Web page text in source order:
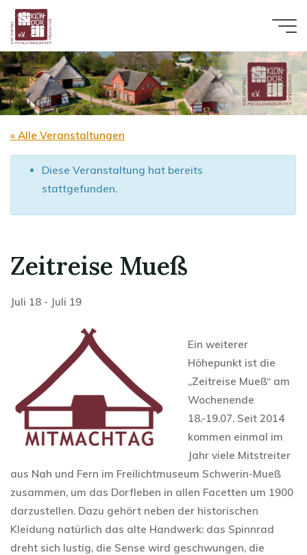
Zum
Inhalt
springen
« Alle Veranstaltungen
Diese Veranstaltung hat bereits
stattgefunden.
Zeitreise Mueß
Juli 18 - Juli 19
Ein weiterer
Höhepunkt ist die
„Zeitreise Mueß“ am
Wochenende
18.-19.07. Seit 2014
kommen einmal im
Jahr viele Mitstreiter
aus Nah und Fern im Freilichtmuseum Schwerin-Mueß
zusammen, um das Dorfleben in allen Facetten um 1900
darzustellen. Dazu gehört neben der historischen
Kleidung natürlich das alte Handwerk: das Spinnrad
dreht sich lustig, die Sense wird geschwungen, die